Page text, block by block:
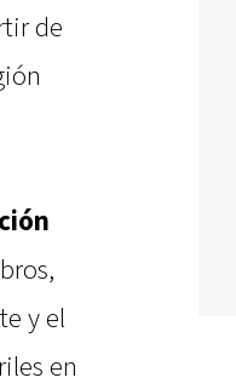
de
y el
en